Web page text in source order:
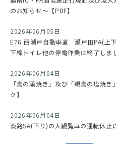
のお知らせ～【PDF】
2026年06月05日
E76 西瀬戸自動車道 瀬戸田PA(上
下線トイレ他の停電作業は終了しま
2026年06月04日
「鳥の蒲焼き」及び「親鳥の塩焼
ク】
2026年06月04日
淡路SA(下り)の大観覧車の運転休止